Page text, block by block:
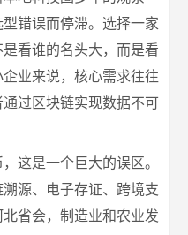
错误而停滞。选择一家
是看谁的名头大，而是看
业来说，核心需求往往
过区块链实现数据不可
这是一个巨大的误区。
源、电子存证、跨境支
省会，制造业和农业发